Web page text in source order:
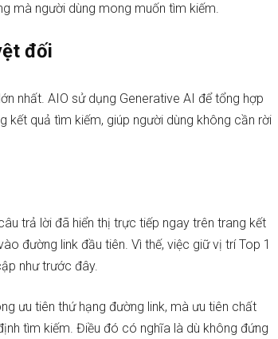
mà người dùng mong muốn tìm kiếm.
đối
nhất. AIO sử dụng Generative AI để tổng hợp
kết quả tìm kiếm, giúp người dùng không cần rời
trả lời đã hiển thị trực tiếp ngay trên trang kết
đường link đầu tiên. Vì thế, việc giữ vị trí Top 1
như trước đây.
ưu tiên thứ hạng đường link, mà ưu tiên chất
tìm kiếm. Điều đó có nghĩa là dù không đứng